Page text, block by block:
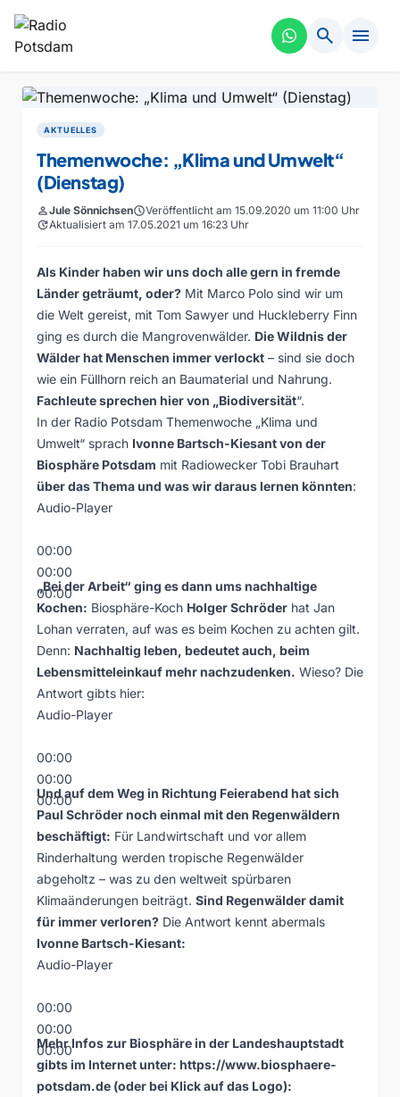
search menu
AKTUELLES
Themenwoche: „Klima und Umwelt“
(Dienstag)
personJule SönnichsenscheduleVeröffentlicht am 15.09.2020 um 11:00 Uhr
updateAktualisiert am 17.05.2021 um 16:23 Uhr
Als Kinder haben wir uns doch alle gern in fremde
Länder geträumt, oder? Mit Marco Polo sind wir um
die Welt gereist, mit Tom Sawyer und Huckleberry Finn
ging es durch die Mangrovenwälder. Die Wildnis der
Wälder hat Menschen immer verlockt – sind sie doch
wie ein Füllhorn reich an Baumaterial und Nahrung.
Fachleute sprechen hier von „Biodiversität“.
In der Radio Potsdam Themenwoche „Klima und
Umwelt“ sprach Ivonne Bartsch-Kiesant von der
Biosphäre Potsdam mit Radiowecker Tobi Brauhart
über das Thema und was wir daraus lernen könnten:
Audio-Player
00:00
00:00
00:00
„Bei der Arbeit“ ging es dann ums nachhaltige
Kochen: Biosphäre-Koch Holger Schröder hat Jan
Lohan verraten, auf was es beim Kochen zu achten gilt.
Denn: Nachhaltig leben, bedeutet auch, beim
Lebensmitteleinkauf mehr nachzudenken. Wieso? Die
Antwort gibts hier:
Audio-Player
00:00
00:00
00:00
Und auf dem Weg in Richtung Feierabend hat sich
Paul Schröder noch einmal mit den Regenwäldern
beschäftigt: Für Landwirtschaft und vor allem
Rinderhaltung werden tropische Regenwälder
abgeholtz – was zu den weltweit spürbaren
Klimaänderungen beiträgt. Sind Regenwälder damit
für immer verloren? Die Antwort kennt abermals
Ivonne Bartsch-Kiesant:
Audio-Player
00:00
00:00
00:00
Mehr Infos zur Biosphäre in der Landeshauptstadt
gibts im Internet unter: https://www.biosphaere-
potsdam.de (oder bei Klick auf das Logo):